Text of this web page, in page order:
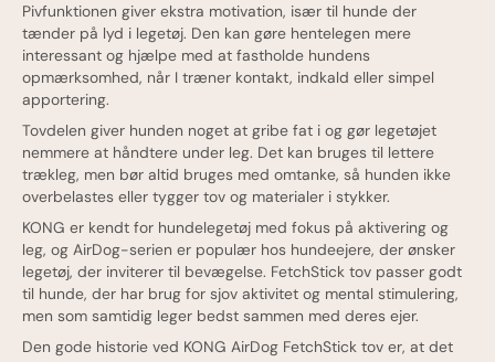
Pivfunktionen giver ekstra motivation, især til hunde der
tænder på lyd i legetøj. Den kan gøre hentelegen mere
interessant og hjælpe med at fastholde hundens
opmærksomhed, når I træner kontakt, indkald eller simpel
apportering.
Tovdelen giver hunden noget at gribe fat i og gør legetøjet
nemmere at håndtere under leg. Det kan bruges til lettere
trækleg, men bør altid bruges med omtanke, så hunden ikke
overbelastes eller tygger tov og materialer i stykker.
KONG er kendt for hundelegetøj med fokus på aktivering og
leg, og AirDog-serien er populær hos hundeejere, der ønsker
legetøj, der inviterer til bevægelse. FetchStick tov passer godt
til hunde, der har brug for sjov aktivitet og mental stimulering,
men som samtidig leger bedst sammen med deres ejer.
Den gode historie ved KONG AirDog FetchStick tov er, at det